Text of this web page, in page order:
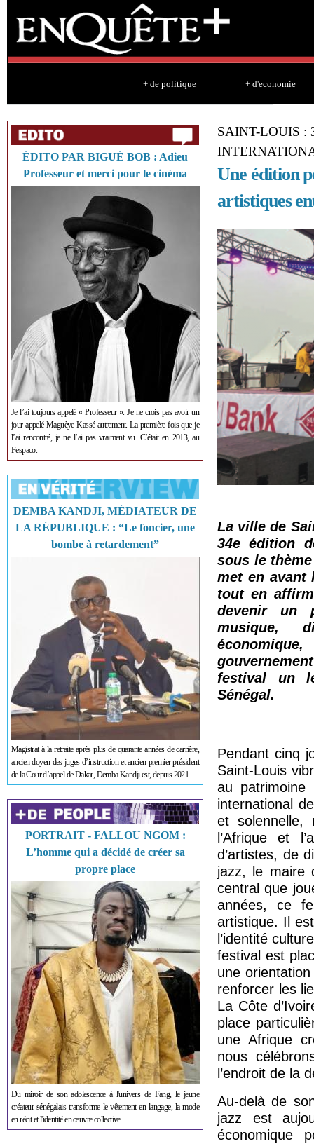
+ de politique + d'economie
ÉDITO PAR BIGUÉ BOB : Adieu
Professeur et merci pour le cinéma
Je l’ai toujours appelé « Professeur ». Je ne crois pas avoir un
jour appelé Maguèye Kassé autrement. La première fois que je
l’ai rencontré, je ne l’ai pas vraiment vu. C’était en 2013, au
Fespaco.
DEMBA KANDJI, MÉDIATEUR DE
LA RÉPUBLIQUE : “Le foncier, une
bombe à retardement”
Magistrat à la retraite après plus de quarante années de carrière,
ancien doyen des juges d’instruction et ancien premier président
de la Cour d’appel de Dakar, Demba Kandji est, depuis 2021
PORTRAIT - FALLOU NGOM :
L’homme qui a décidé de créer sa
propre place
Du miroir de son adolescence à l'univers de Fang, le jeune
créateur sénégalais transforme le vêtement en langage, la mode
en récit et l'identité en œuvre collective.
SAINT-LOUIS :
Une édition
artistiques
La ville de
34e édition
sous le
met en avant
tout en
devenir un
musique,
festival un
Sénégal.
Pendant cinq
Saint-Louis
au patrimoine
international
et solennelle,
l’Afrique et
d’artistes, de
jazz, le maire
central que
années, ce
artistique. Il
l’identité
festival est
une
renforcer les
La Côte
place
une Afrique
nous
l’endroit de la
Au-delà de
jazz est
économique